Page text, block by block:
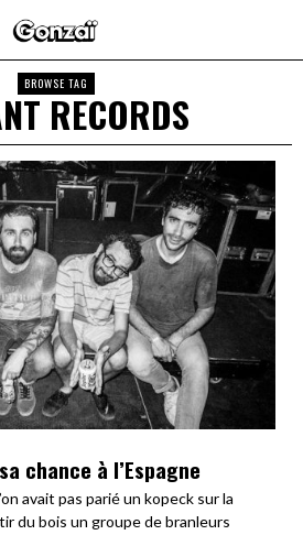
BROWSE TAG
RECORDS
chance à l’Espagne
avait pas parié un kopeck sur la
du bois un groupe de branleurs